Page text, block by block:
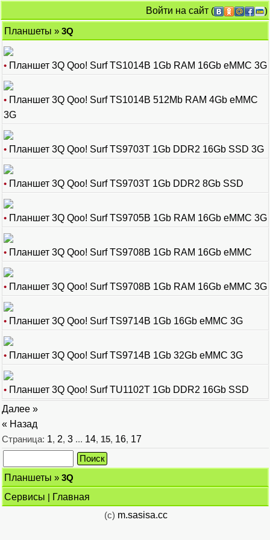
Войти на сайт (
)
Планшеты » 3Q
• Планшет 3Q Qoo! Surf TS1014B 1Gb RAM 16Gb eMMC 3G
• Планшет 3Q Qoo! Surf TS1014B 512Mb RAM 4Gb eMMC
3G
• Планшет 3Q Qoo! Surf TS9703T 1Gb DDR2 16Gb SSD 3G
• Планшет 3Q Qoo! Surf TS9703T 1Gb DDR2 8Gb SSD
• Планшет 3Q Qoo! Surf TS9705B 1Gb RAM 16Gb eMMC 3G
• Планшет 3Q Qoo! Surf TS9708B 1Gb RAM 16Gb eMMC
• Планшет 3Q Qoo! Surf TS9708B 1Gb RAM 16Gb eMMC 3G
• Планшет 3Q Qoo! Surf TS9714B 1Gb 16Gb eMMC 3G
• Планшет 3Q Qoo! Surf TS9714B 1Gb 32Gb eMMC 3G
• Планшет 3Q Qoo! Surf TU1102T 1Gb DDR2 16Gb SSD
Далее »
« Назад
Страница: 1, 2, 3 ... 14, 15, 16, 17
Планшеты » 3Q
Сервисы | Главная
(c) m.sasisa.cc